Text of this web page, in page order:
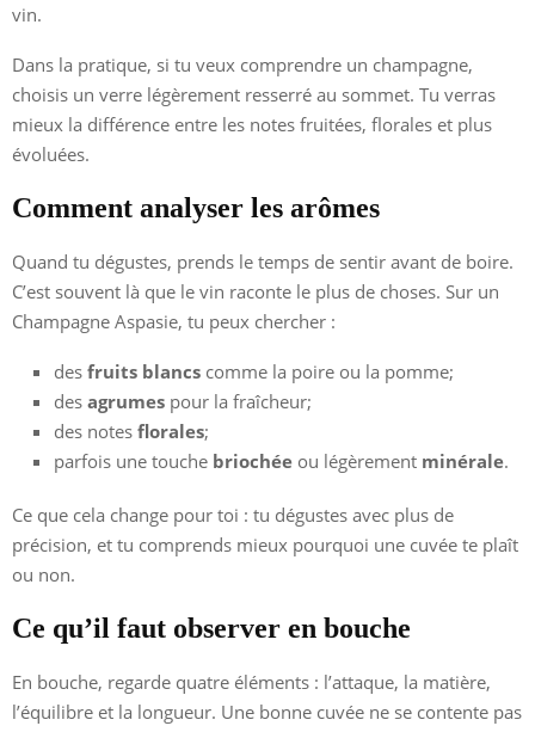
vin.
Dans la pratique, si tu veux comprendre un champagne,
choisis un verre légèrement resserré au sommet. Tu verras
mieux la différence entre les notes fruitées, florales et plus
évoluées.
Comment analyser les arômes
Quand tu dégustes, prends le temps de sentir avant de boire.
C’est souvent là que le vin raconte le plus de choses. Sur un
Champagne Aspasie, tu peux chercher :
des fruits blancs comme la poire ou la pomme;
des agrumes pour la fraîcheur;
des notes florales;
parfois une touche briochée ou légèrement minérale.
Ce que cela change pour toi : tu dégustes avec plus de
précision, et tu comprends mieux pourquoi une cuvée te plaît
ou non.
Ce qu’il faut observer en bouche
En bouche, regarde quatre éléments : l’attaque, la matière,
l’équilibre et la longueur. Une bonne cuvée ne se contente pas